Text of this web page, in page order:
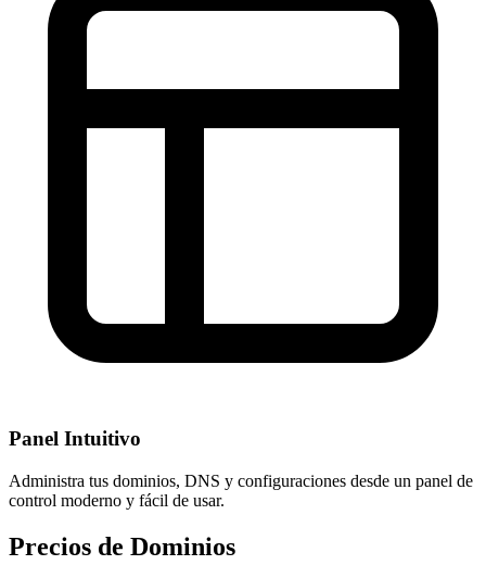
Panel Intuitivo
Administra tus dominios, DNS y configuraciones desde un panel de
control moderno y fácil de usar.
Precios de Dominios